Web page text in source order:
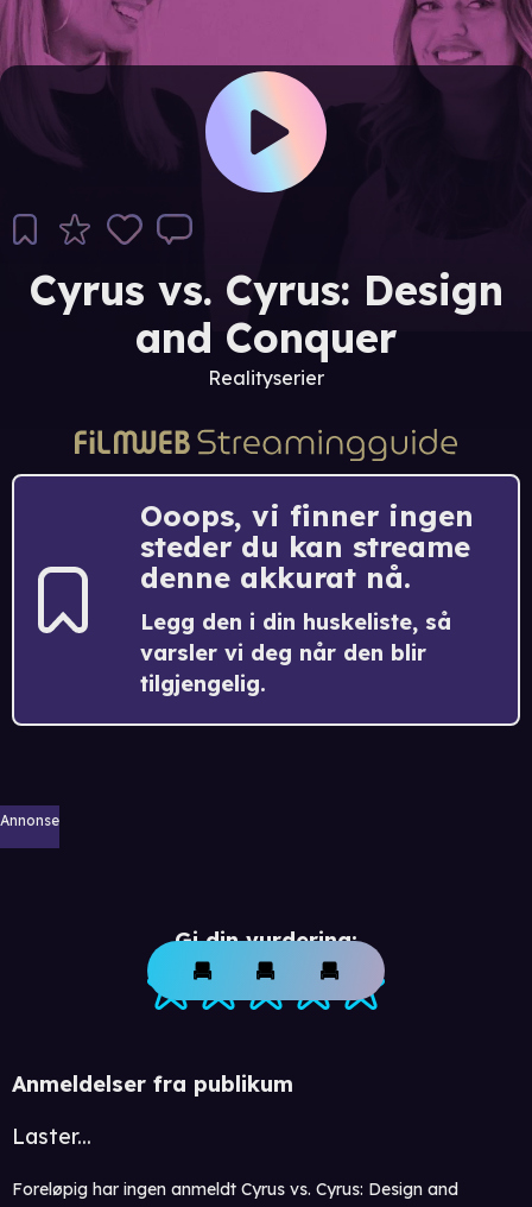
Cyrus vs. Cyrus: Design
and Conquer
Realityserier
Ooops, vi finner ingen
steder du kan streame
denne akkurat nå.
Legg den i din huskeliste, så
varsler vi deg når den blir
tilgjengelig.
Annonse
Gi din vurdering:
Anmeldelser fra publikum
Laster...
Foreløpig har ingen anmeldt Cyrus vs. Cyrus: Design and